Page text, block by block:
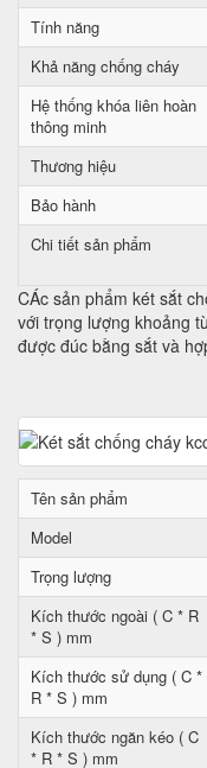
Tính năng
Khả năng chống cháy
Hệ thống khóa liên hoàn
thông minh
Thương hiệu
Bảo hành
Chi tiết sản phẩm
CÁc sản phẩm két sắt
với trọng lượng khoảng
được đúc bằng sắt và
Tên sản phẩm
Model
Trọng lượng
Kích thước ngoài ( C * R
* S ) mm
Kích thước sử dụng ( C *
R * S ) mm
Kích thước ngăn kéo ( C
* R * S ) mm